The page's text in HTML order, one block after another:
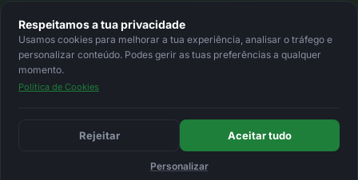
Devoluções
Minha Conta
© 2026 Ecolivros. Todos os direitos reservados.
Respeitamos a tua privacidade
Usamos cookies para melhorar a tua experiência, analisar o tráfego e
personalizar conteúdo. Podes gerir as tuas preferências a qualquer
momento.
Política de Cookies
Personalizar
Rejeitar Aceitar tudo